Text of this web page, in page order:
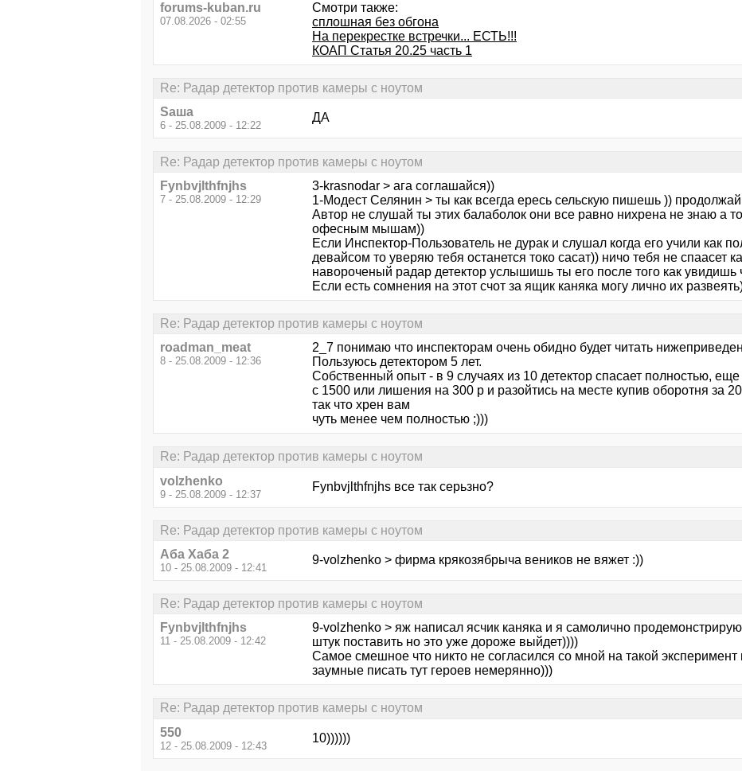
forums-kuban.ru
07.08.2026 - 02:55
Смотри также:
сплошная без обгона
На перекрестке встречки... ЕСТЬ!!!
КОАП Статья 20.25 часть 1
Re: Радар детектор против камеры с ноутом
Saша
6 - 25.08.2009 - 12:22
ДА
Re: Радар детектор против камеры с ноутом
Fynbvjlthfnjhs
7 - 25.08.2009 - 12:29
3-krasnodar > ага соглашайся))
1-Модест Селянин > ты как всегда ересь сельскую пишешь )) продолжай
Автор не слушай ты этих балаболок они все равно нихрена не знаю а
офесным мышам))
Если Инспектор-Пользователь не дурак и слушал когда его учили как
девайсом то уверяю тебя останется токо сасат)) ничо тебя не спаасет
навороченый радар детектор услышишь ты его после того как увидишь
Если есть сомнения на этот счот за ящик каняка могу лично их
Re: Радар детектор против камеры с ноутом
roadman_meat
8 - 25.08.2009 - 12:36
2_7 понимаю что инспекторам очень обидно будет читать
Пользуюсь детектором 5 лет.
Собственный опыт - в 9 случаях из 10 детектор спасает полностью,
с 1500 или лишения на 300 р и разойтись на месте купив оборотня за
так что хрен вам
чуть менее чем полностью ;)))
Re: Радар детектор против камеры с ноутом
volzhenko
9 - 25.08.2009 - 12:37
Fynbvjlthfnjhs все так серьзно?
Re: Радар детектор против камеры с ноутом
Аба Хаба 2
10 - 25.08.2009 - 12:41
9-volzhenko > фирма крякозябрыча веников не вяжет :))
Re: Радар детектор против камеры с ноутом
Fynbvjlthfnjhs
11 - 25.08.2009 - 12:42
9-volzhenko > яж написал ясчик каняка и я самолично
штук поставить но это уже дороже выйдет))))
Самое смешное что никто не согласился со мной на такой
заумные писать тут героев немерянно)))
Re: Радар детектор против камеры с ноутом
550
12 - 25.08.2009 - 12:43
10))))))